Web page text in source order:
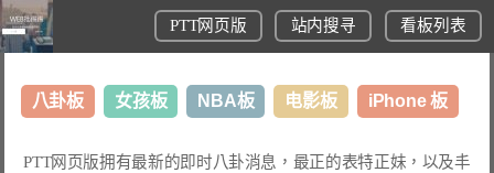
PTT网页版 站内搜寻 看板列表
八卦板 女孩板 NBA板 电影板 iPhone 板
PTT网页版拥有最新的即时八卦消息，最正的表特正妹，以及丰